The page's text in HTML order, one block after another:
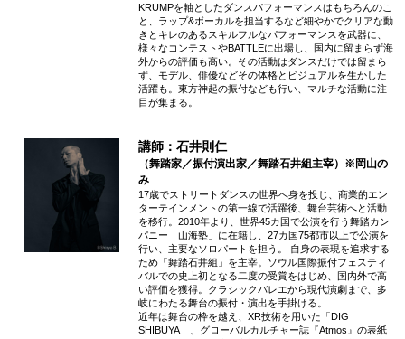
KRUMPを軸としたダンスパフォーマンスはもちろんのこ
と、ラップ&ボーカルを担当するなど細やかでクリアな動
きとキレのあるスキルフルなパフォーマンスを武器に、
様々なコンテストやBATTLEに出場し、国内に留まらず海
外からの評価も⾼い。その活動はダンスだけでは留まら
ず、モデル、俳優などその体格とビジュアルを⽣かした
活躍も。東⽅神起の振付なども⾏い、マルチな活動に注
⽬が集まる。
講師：石井則仁
（舞踏家／振付演出家／舞踏石井組主宰）※岡山の
み
17歳でストリートダンスの世界へ身を投じ、商業的エン
ターテインメントの第一線で活躍後、舞台芸術へと活動
を移行。2010年より、世界45カ国で公演を行う舞踏カン
パニー「山海塾」に在籍し、27カ国75都市以上で公演を
行い、主要なソロパートを担う。 自身の表現を追求する
ため「舞踏石井組」を主宰。ソウル国際振付フェスティ
バルでの史上初となる二度の受賞をはじめ、国内外で高
い評価を獲得。クラシックバレエから現代演劇まで、多
岐にわたる舞台の振付・演出を手掛ける。
近年は舞台の枠を越え、XR技術を用いた「DIG
SHIBUYA」、グローバルカルチャー誌『Atmos』の表紙